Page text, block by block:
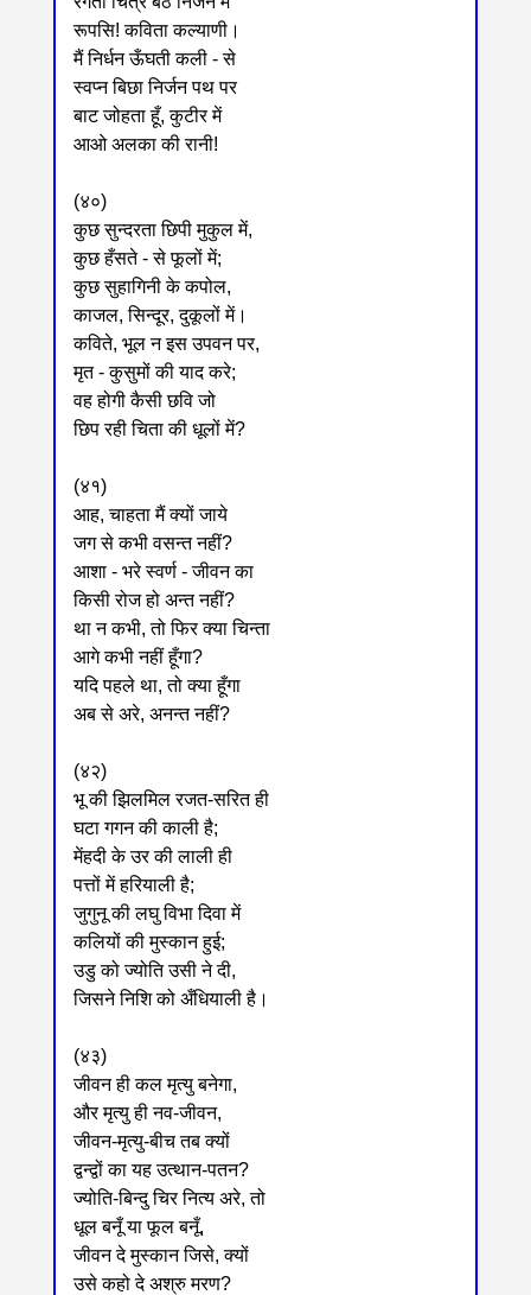
रूपसि! कविता कल्याणी।
मैं निर्धन ऊँघती कली - से
स्वप्न बिछा निर्जन पथ पर
बाट जोहता हूँ, कुटीर में
आओ अलका की रानी!
(४०)
कुछ सुन्दरता छिपी मुकुल में,
कुछ हँसते - से फूलों में;
कुछ सुहागिनी के कपोल,
काजल, सिन्दूर, दुकूलों में।
कविते, भूल न इस उपवन पर,
मृत - कुसुमों की याद करे;
वह होगी कैसी छवि जो
छिप रही चिता की धूलों में?
(४१)
आह, चाहता मैं क्यों जाये
जग से कभी वसन्त नहीं?
आशा - भरे स्वर्ण - जीवन का
किसी रोज हो अन्त नहीं?
था न कभी, तो फिर क्या चिन्ता
आगे कभी नहीं हूँगा?
यदि पहले था, तो क्या हूँगा
अब से अरे, अनन्त नहीं?
(४२)
भू की झिलमिल रजत-सरित ही
घटा गगन की काली है;
मेंहदी के उर की लाली ही
पत्तों में हरियाली है;
जुगुनू की लघु विभा दिवा में
कलियों की मुस्कान हुई;
उडु को ज्योति उसी ने दी,
जिसने निशि को अँधियाली है।
(४३)
जीवन ही कल मृत्यु बनेगा,
और मृत्यु ही नव-जीवन,
जीवन-मृत्यु-बीच तब क्यों
द्वन्द्वों का यह उत्थान-पतन?
ज्योति-बिन्दु चिर नित्य अरे, तो
धूल बनूँ या फूल बनूँ,
जीवन दे मुस्कान जिसे, क्यों
उसे कहो दे अश्रु मरण?